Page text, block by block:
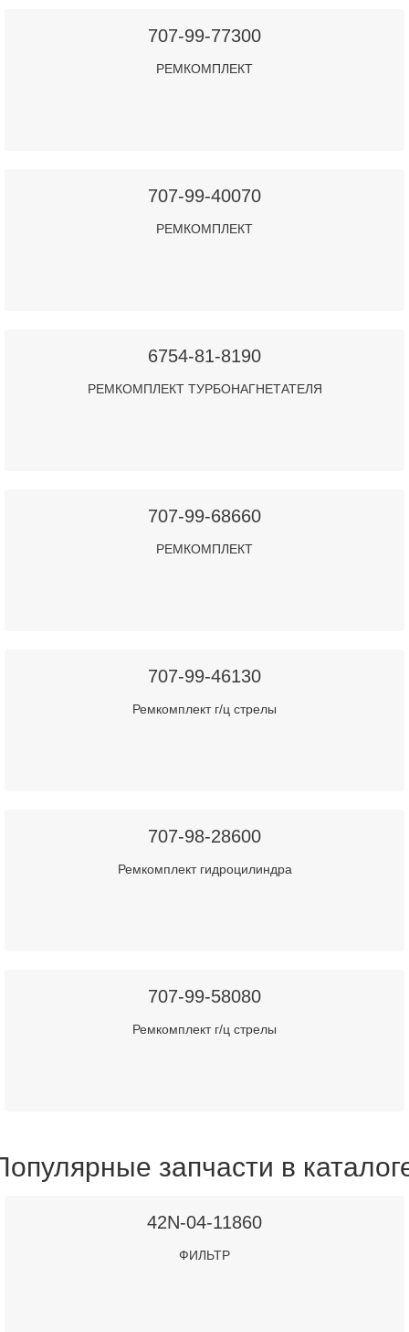
707-99-77300
РЕМКОМПЛЕКТ
707-99-40070
РЕМКОМПЛЕКТ
6754-81-8190
РЕМКОМПЛЕКТ ТУРБОНАГНЕТАТЕЛЯ
707-99-68660
РЕМКОМПЛЕКТ
707-99-46130
Ремкомплект г/ц стрелы
707-98-28600
Ремкомплект гидроцилиндра
707-99-58080
Ремкомплект г/ц стрелы
запчасти в
42N-04-11860
ФИЛЬТР